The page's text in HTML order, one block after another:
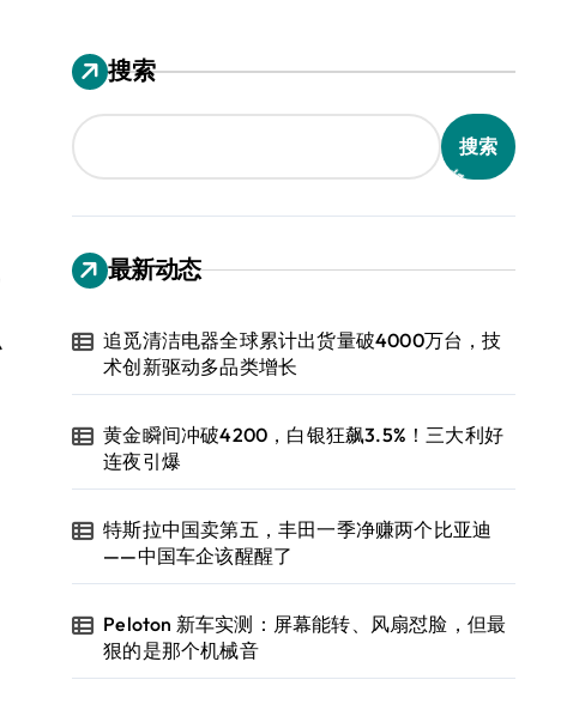
搜索
搜索
最新动态
追觅清洁电器全球累计出货量破4000万台，技
术创新驱动多品类增长
黄金瞬间冲破4200，白银狂飙3.5%！三大利好
连夜引爆
特斯拉中国卖第五，丰田一季净赚两个比亚迪
——中国车企该醒醒了
Peloton 新车实测：屏幕能转、风扇怼脸，但最
狠的是那个机械音